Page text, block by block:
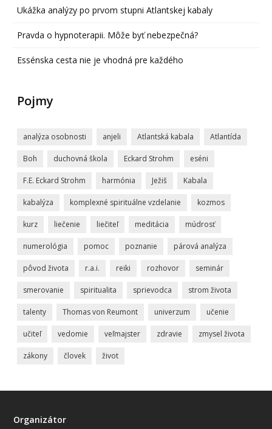
Ukážka analýzy po prvom stupni Atlantskej kabaly
Pravda o hypnoterapii. Môže byť nebezpečná?
Essénska cesta nie je vhodná pre každého
Pojmy
analýza osobnosti anjeli Atlantská kabala Atlantída
Boh duchovná škola Eckard Strohm eséni
F.E. Eckard Strohm harmónia Ježiš Kabala
kabalýza komplexné spirituálne vzdelanie kozmos
kurz liečenie liečiteľ meditácia múdrosť
numerológia pomoc poznanie párová analýza
pôvod života r.a.i. reiki rozhovor seminár
smerovanie spiritualita sprievodca strom života
talenty Thomas von Reumont univerzum učenie
učiteľ vedomie veľmajster zdravie zmysel života
zákony človek život
Organizátor